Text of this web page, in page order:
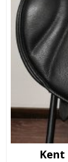
Kent